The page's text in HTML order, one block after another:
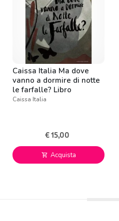
Caissa Italia Ma dove
vanno a dormire di notte
le farfalle? Libro
illustrato per bambini da
Caissa Italia
€ 15,00
shopping_cart Acquista